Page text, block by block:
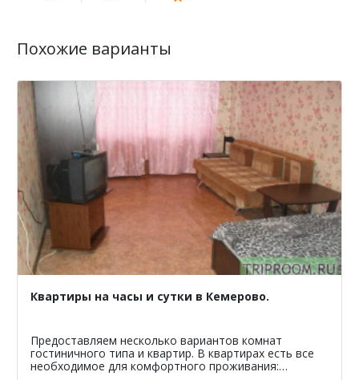
Похожие варианты
Квартиры на часы и сутки в Кемерово.
Предоставляем несколько вариантов комнат
гостиничного типа и квартир. В квартирах есть все
необходимое для комфортного проживания: